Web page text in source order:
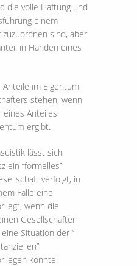
die volle Haftung und
einem
sind, aber
in Händen eines
Anteile im Eigentum
stehen, wenn
eines Anteiles
ergibt.
lässt sich
ein “formelles”
verfolgt, in
Falle eine
wenn die
Gesellschafter
Situation der “
könnte.